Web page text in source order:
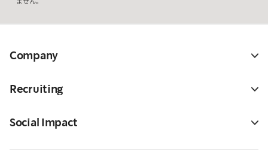
Company
Recruiting
Social Impact